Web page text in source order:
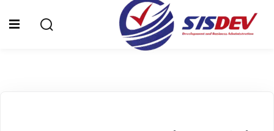
Sign in